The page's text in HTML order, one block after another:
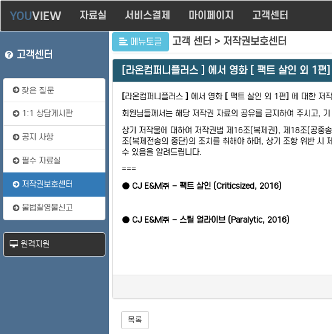
YOUVIEW 자료실 서비스결제 마이페이지 고객센터
고객센터
잦은 질문
1:1 상담게시판
공지 사항
필수 자료실
저작권보호센터
불법촬영물신고
원격지원
메뉴토글 고객 센터 > 저작권보호센터
[라온컴퍼니플러스 ] 에서 영화 [ 팩트 살인 외 1편]
[라온컴퍼니플러스 ] 에서 영화 [ 팩트 살인 외 1편] 에 대한 저
회원님들께서는 해당 저작권 자료의 공유를 금지하여 주시고,
상기 저작물에 대하여 저작권법 제16조(복제권), 제18조(공중
조(복제전송의 중단)의 조치를 취해야 하며, 상기 조항 위반
수 있음을 알려드립니다.
===
● CJ E&M㈜ – 팩트 살인 (Criticsized, 2016)
● CJ E&M㈜ – 스틸 얼라이브 (Paralytic, 2016)
목록